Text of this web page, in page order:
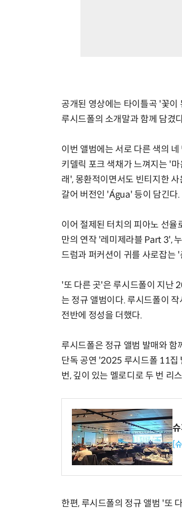
공개된 영상에는 타이틀곡 '꽃
루시드폴의 소개말과 함께 담겼
이번 앨범에는 서로 다른 색의
키델릭 포크 색채가 느껴지는 '
래', 몽환적이면서도 빈티지한
갈어 버전인 'Água' 등이 담긴다.
이어 절제된 터치의 피아노 선
만의 연작 '레미제라블 Part 3',
드럼과 퍼커션이 귀를 사로잡는
'또 다른 곳'은 루시드폴이 지난
는 정규 앨범이다. 루시드폴이
전반에 정성을 더했다.
루시드폴은 정규 앨범 발매와
단독 공연 '2025 루시드폴 11집
번, 깊이 있는 멜로디로 두 번 리
[
한편, 루시드폴의 정규 앨범 '또